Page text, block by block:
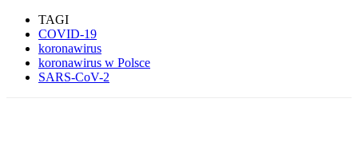
TAGI
COVID-19
koronawirus
koronawirus w Polsce
SARS-CoV-2